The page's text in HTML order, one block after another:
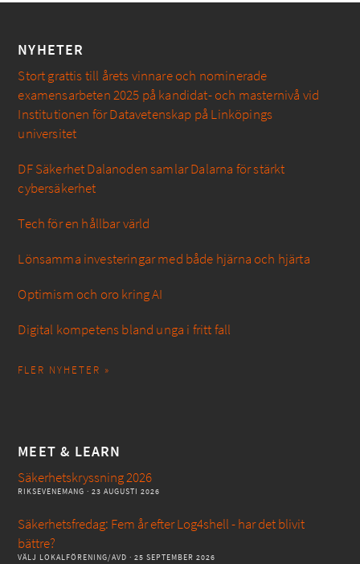
NYHETER
Stort grattis till årets vinnare och nominerade
examensarbeten 2025 på kandidat- och masternivå vid
Institutionen för Datavetenskap på Linköpings
universitet
DF Säkerhet Dalanoden samlar Dalarna för stärkt
cybersäkerhet
Tech för en hållbar värld
Lönsamma investeringar med både hjärna och hjärta
Optimism och oro kring AI
Digital kompetens bland unga i fritt fall
FLER NYHETER »
MEET & LEARN
Säkerhetskryssning 2026
RIKSEVENEMANG · 23 AUGUSTI 2026
Säkerhetsfredag: Fem år efter Log4shell - har det blivit
bättre?
VÄLJ LOKALFÖRENING/AVD · 25 SEPTEMBER 2026